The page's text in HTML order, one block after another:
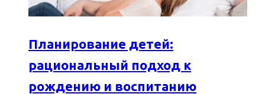
Планирование детей:
рациональный подход к
рождению и воспитанию